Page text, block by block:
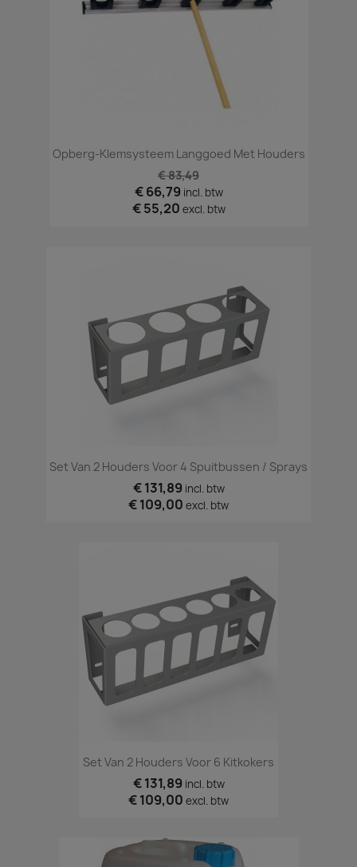
Opberg-Klemsysteem Langgoed Met Houders
€ 83,49
€ 66,79 incl. btw
€ 55,20 excl. btw
Set Van 2 Houders Voor 4 Spuitbussen / Sprays
€ 131,89 incl. btw
€ 109,00 excl. btw
Set Van 2 Houders Voor 6 Kitkokers
€ 131,89 incl. btw
€ 109,00 excl. btw